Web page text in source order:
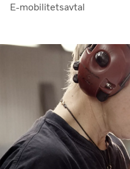
E-mobilitetsavtal